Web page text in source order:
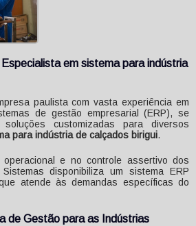
em sistema para indústria
paulista com vasta experiência em
de gestão empresarial (ERP), se
customizadas para diversos
para indústria de calçados birigui.
operacional e no controle assertivo dos
disponibiliza um sistema ERP
atende às demandas específicas do
de Gestão para as Indústrias